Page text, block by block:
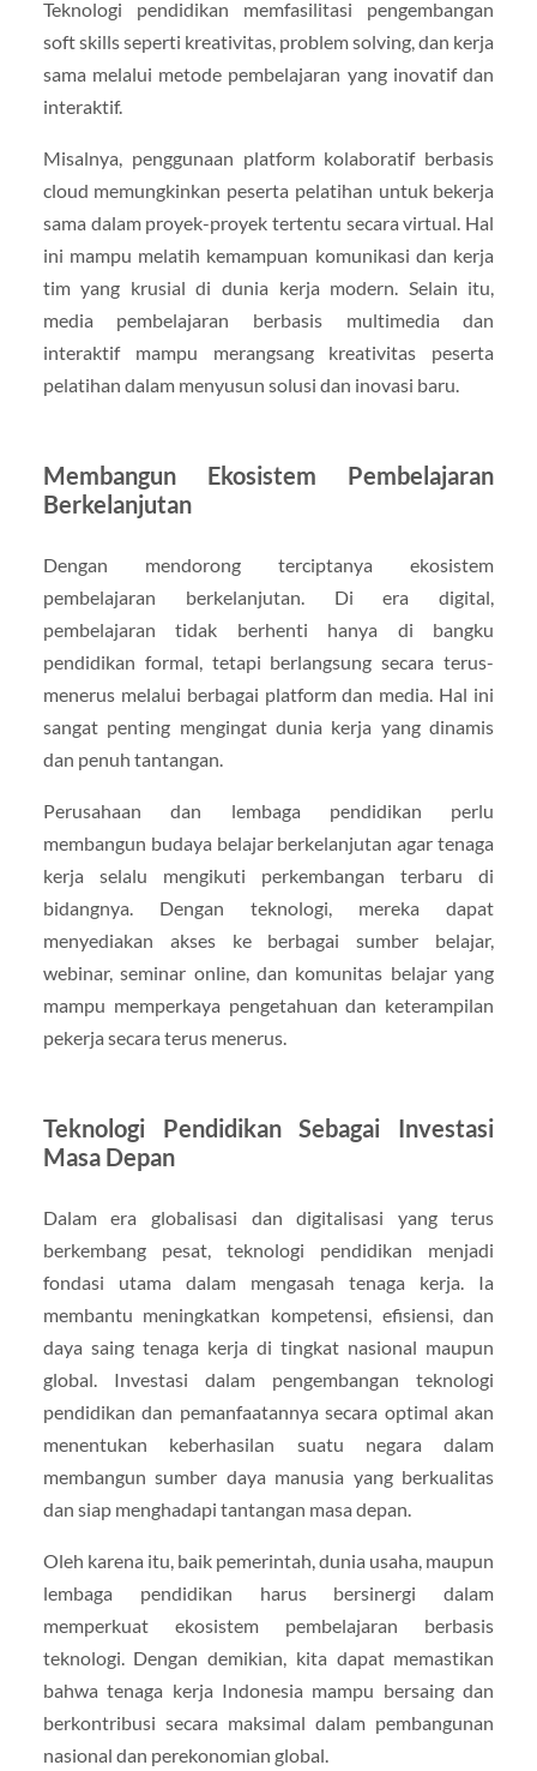
Teknologi pendidikan memfasilitasi pengembangan
soft skills seperti kreativitas, problem solving, dan kerja
sama melalui metode pembelajaran yang inovatif dan
interaktif.
Misalnya, penggunaan platform kolaboratif berbasis
cloud memungkinkan peserta pelatihan untuk bekerja
sama dalam proyek-proyek tertentu secara virtual. Hal
ini mampu melatih kemampuan komunikasi dan kerja
tim yang krusial di dunia kerja modern. Selain itu,
media pembelajaran berbasis multimedia dan
interaktif mampu merangsang kreativitas peserta
pelatihan dalam menyusun solusi dan inovasi baru.
Membangun Ekosistem Pembelajaran
Berkelanjutan
Dengan mendorong terciptanya ekosistem
pembelajaran berkelanjutan. Di era digital,
pembelajaran tidak berhenti hanya di bangku
pendidikan formal, tetapi berlangsung secara terus-
menerus melalui berbagai platform dan media. Hal ini
sangat penting mengingat dunia kerja yang dinamis
dan penuh tantangan.
Perusahaan dan lembaga pendidikan perlu
membangun budaya belajar berkelanjutan agar tenaga
kerja selalu mengikuti perkembangan terbaru di
bidangnya. Dengan teknologi, mereka dapat
menyediakan akses ke berbagai sumber belajar,
webinar, seminar online, dan komunitas belajar yang
mampu memperkaya pengetahuan dan keterampilan
pekerja secara terus menerus.
Teknologi Pendidikan Sebagai Investasi
Masa Depan
Dalam era globalisasi dan digitalisasi yang terus
berkembang pesat, teknologi pendidikan menjadi
fondasi utama dalam mengasah tenaga kerja. Ia
membantu meningkatkan kompetensi, efisiensi, dan
daya saing tenaga kerja di tingkat nasional maupun
global. Investasi dalam pengembangan teknologi
pendidikan dan pemanfaatannya secara optimal akan
menentukan keberhasilan suatu negara dalam
membangun sumber daya manusia yang berkualitas
dan siap menghadapi tantangan masa depan.
Oleh karena itu, baik pemerintah, dunia usaha, maupun
lembaga pendidikan harus bersinergi dalam
memperkuat ekosistem pembelajaran berbasis
teknologi. Dengan demikian, kita dapat memastikan
bahwa tenaga kerja Indonesia mampu bersaing dan
berkontribusi secara maksimal dalam pembangunan
nasional dan perekonomian global.